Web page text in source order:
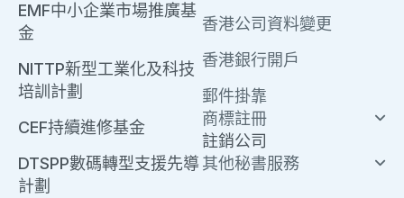
EMF中小企業市場推廣基
金
NITTP新型工業化及科技
培訓計劃
CEF持續進修基金
DTSPP數碼轉型支援先導
計劃
香港公司資料變更
香港銀行開戶
郵件掛靠
商標註冊
註銷公司
其他秘書服務